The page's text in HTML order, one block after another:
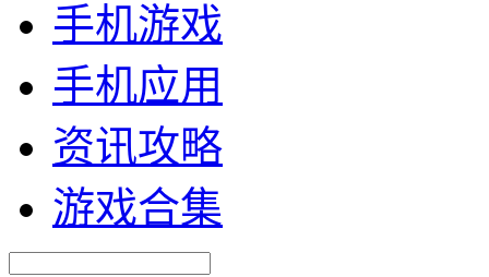
手机游戏
手机应用
资讯攻略
游戏合集